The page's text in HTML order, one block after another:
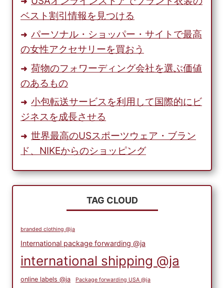
ベスト割引情報を見つける
パーソナル・ショッパー・サイトで最高
の女性アクセサリーを買おう
荷物のフォワーディング会社を選ぶ価値
のあるもの
小包転送サービスを利用して国際的にビ
ジネスを成長させる
世界最高のUSスポーツウェア・ブラン
ド、NIKEからのショッピング
TAG CLOUD
branded clothing @ja
International package forwarding @ja
international shipping @ja
online labels @ja Package forwarding USA @ja